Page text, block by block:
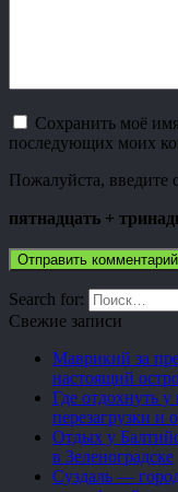
Сохранить моё
последующих моих
Пожалуйста, введите
пятнадцать +
Search for:
Свежие записи
Маврикий за
настоящий
Где отдохнуть
перезагрузки и
Отдых у
в Зеленоградске
Суздаль —